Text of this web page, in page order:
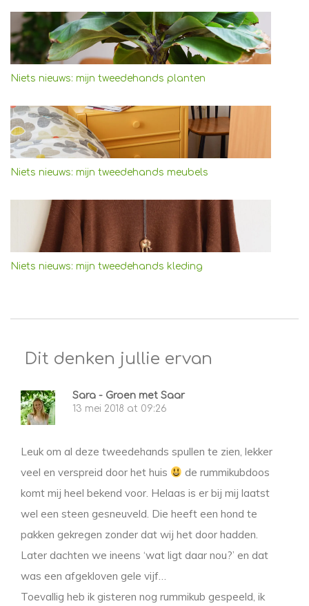
Niets nieuws: mijn tweedehands planten
Niets nieuws: mijn tweedehands meubels
Niets nieuws: mijn tweedehands kleding
Dit denken jullie ervan
Sara - Groen met Saar
13 mei 2018 at 09:26
Leuk om al deze tweedehands spullen te zien, lekker
veel en verspreid door het huis
de rummikubdoos
komt mij heel bekend voor. Helaas is er bij mij laatst
wel een steen gesneuveld. Die heeft een hond te
pakken gekregen zonder dat wij het door hadden.
Later dachten we ineens ‘wat ligt daar nou?’ en dat
was een afgekloven gele vijf…
Toevallig heb ik gisteren nog rummikub gespeeld, ik